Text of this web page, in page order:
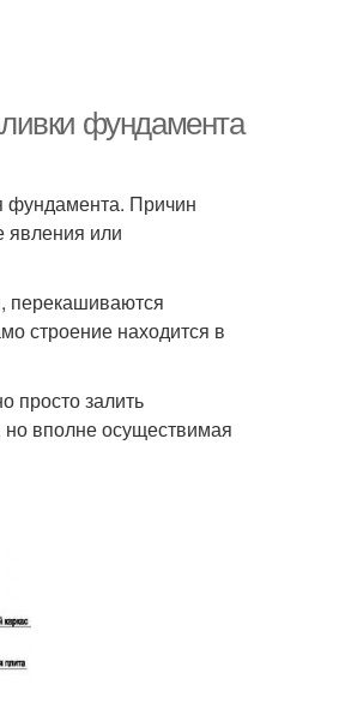
фундамента
фундамента. Причин
явления или
перекашиваются
строение находится в
просто залить
вполне осуществимая